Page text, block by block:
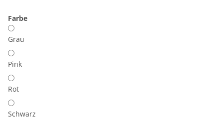
Farbe
Grau
Pink
Rot
Schwarz